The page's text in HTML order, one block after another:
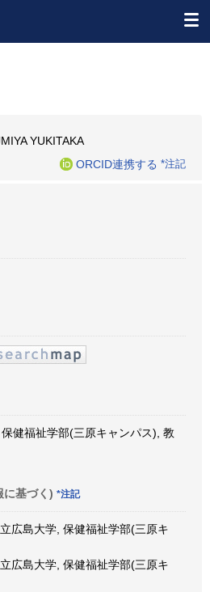
YUKITAKA
ORCID連携する *注記
健福祉学部(三原キャンパス), 教
に基づく) *注記
広島大学, 保健福祉学部(三原キ
広島大学, 保健福祉学部(三原キ